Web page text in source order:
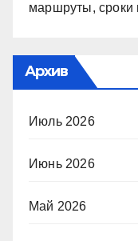
маршруты, сроки
Архив
Июль 2026
Июнь 2026
Май 2026